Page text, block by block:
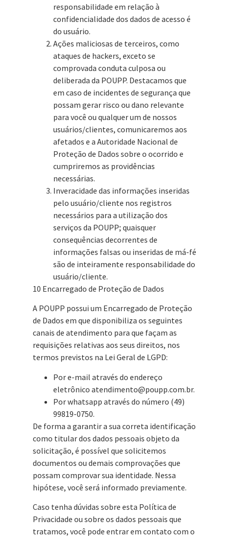
responsabilidade em relação à
confidencialidade dos dados de acesso é
do usuário.
Ações maliciosas de terceiros, como
ataques de hackers, exceto se
comprovada conduta culposa ou
deliberada da POUPP. Destacamos que
em caso de incidentes de segurança que
possam gerar risco ou dano relevante
para você ou qualquer um de nossos
usuários/clientes, comunicaremos aos
afetados e a Autoridade Nacional de
Proteção de Dados sobre o ocorrido e
cumpriremos as providências
necessárias.
Inveracidade das informações inseridas
pelo usuário/cliente nos registros
necessários para a utilização dos
serviços da POUPP; quaisquer
consequências decorrentes de
informações falsas ou inseridas de má-fé
são de inteiramente responsabilidade do
usuário/cliente.
10 Encarregado de Proteção de Dados
A POUPP possui um Encarregado de Proteção
de Dados em que disponibiliza os seguintes
canais de atendimento para que façam as
requisições relativas aos seus direitos, nos
termos previstos na Lei Geral de LGPD:
Por e-mail através do endereço
eletrônico atendimento@poupp.com.br.
Por whatsapp através do número (49)
99819-0750.
De forma a garantir a sua correta identificação
como titular dos dados pessoais objeto da
solicitação, é possível que solicitemos
documentos ou demais comprovações que
possam comprovar sua identidade. Nessa
hipótese, você será informado previamente.
Caso tenha dúvidas sobre esta Política de
Privacidade ou sobre os dados pessoais que
tratamos, você pode entrar em contato com o